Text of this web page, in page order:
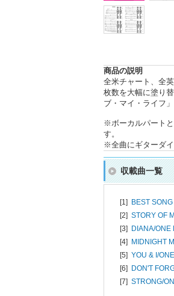
商品の説明
全米チャート、全
枚数を大幅に塗り
ブ・マイ・ライフ
※ボーカルパート
す。
※全曲にギターダイ
収載曲一覧
[1] BEST
[2] STORY OF
[3] DIANA/ONE
[4] MIDNIGHT
[5] YOU & I/
[6] DON'T
[7] STRONG/